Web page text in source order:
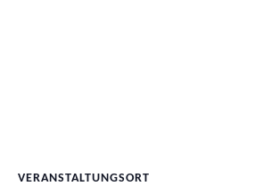
VERANSTALTUNGSORT